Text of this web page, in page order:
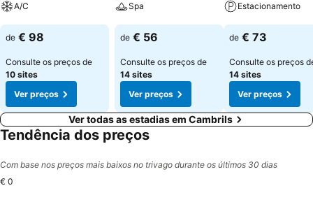
A/C
Ver preços
de € 98
Consulte os preços de
10 sites
Ver preços
Spa
Ver preços
de € 56
Consulte os preços de
14 sites
Ver preços
Estacionamento
Ver preços
de € 73
Consulte os preços
14 sites
Ver preços
Ver todas as estadias em Cambrils
Tendência dos preços
Com base nos preços mais baixos no trivago durante os últimos 30 dias
€ 0